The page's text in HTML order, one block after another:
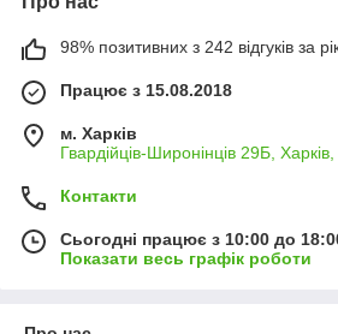
98% позитивних з 242 відгуків за
Працює з 15.08.2018
м. Харків
Гвардійців-Широнінців 29Б, Харків,
Контакти
Сьогодні працює з 10:00 до
Показати весь графік роботи